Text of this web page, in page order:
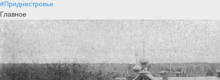
#Приднестровье
Главное